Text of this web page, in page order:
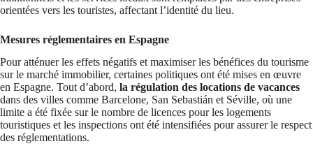
orientées vers les touristes, affectant l’identité du lieu.
Mesures réglementaires en Espagne
Pour atténuer les effets négatifs et maximiser les bénéfices du tourisme
sur le marché immobilier, certaines politiques ont été mises en œuvre
en Espagne. Tout d’abord, la régulation des locations de vacances
dans des villes comme Barcelone, San Sebastián et Séville, où une
limite a été fixée sur le nombre de licences pour les logements
touristiques et les inspections ont été intensifiées pour assurer le respect
des réglementations.